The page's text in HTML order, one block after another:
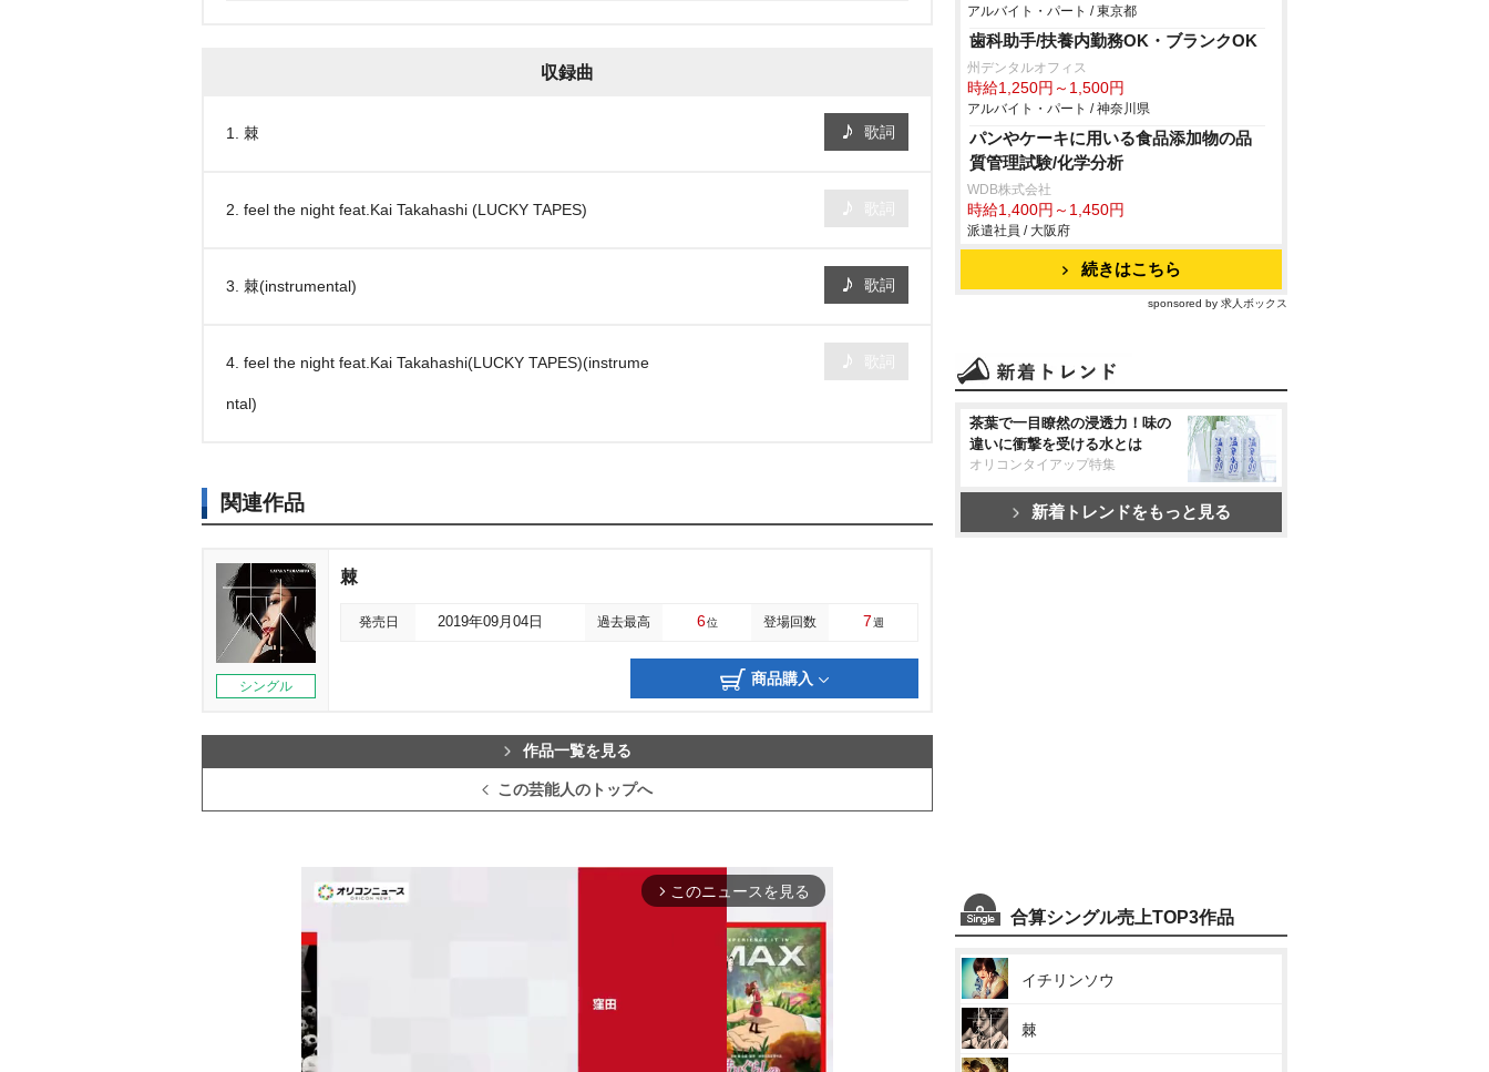
収録曲
1. 棘 歌詞
2. feel the night feat.Kai Takahashi (LUCKY TAPES)
3. 棘(instrumental) 歌詞
4. feel the night feat.Kai Takahashi(LUCKY TAPES)(instrume
ntal)
関連作品
シングル
棘
発売日 2019年09月04日 過去最高 6位 登場回数 7週
商品購入
作品一覧を見る
この芸能人のトップへ
arrow_forward_ios このニュースを見る
アルバイト・パート / 東京都
歯科助手/扶養内勤務OK・ブランクOK
州デンタルオフィス
時給1,250円～1,500円
アルバイト・パート / 神奈川県
パンやケーキに用いる食品添加物の品
質管理試験/化学分析
WDB株式会社
時給1,400円～1,450円
派遣社員 / 大阪府
続きはこちら
sponsored by 求人ボックス
茶葉で一目瞭然の浸透力！味の
違いに衝撃を受ける水とは
オリコンタイアップ特集
新着トレンドをもっと見る
合算シングル売上TOP3作品
イチリンソウ
棘